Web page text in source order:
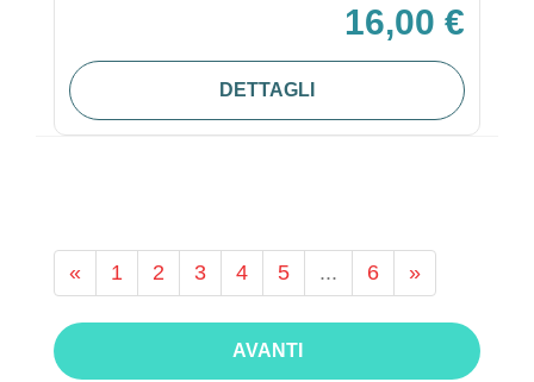
16,00 €
DETTAGLI
« 1 2 3 4 5 ... 6 »
AVANTI